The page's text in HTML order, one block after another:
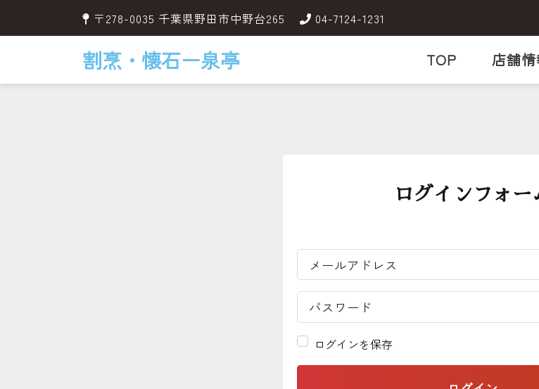
〒278-0035 千葉県野田市中野台265 04-7124-1231
割烹・懐石ー泉亭 TOP 店舗
ログインフォー
ログインを保存